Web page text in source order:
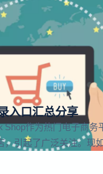
入口汇总分享
Shop作为热门电子商务
，引起了广泛关注。现
国及东南亚地区，因此